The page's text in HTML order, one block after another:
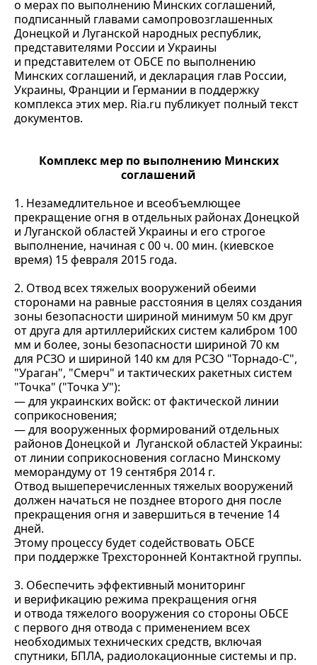
о мерах по выполнению Минских соглашений,
подписанный главами самопровозглашенных
Донецкой и Луганской народных республик,
представителями России и Украины
и представителем от ОБСЕ по выполнению
Минских соглашений, и декларация глав России,
Украины, Франции и Германии в поддержку
комплекса этих мер. Ria.ru публикует полный текст
документов.
Комплекс мер по выполнению Минских
соглашений
1. Незамедлительное и всеобъемлющее
прекращение огня в отдельных районах Донецкой
и Луганской областей Украины и его строгое
выполнение, начиная с 00 ч. 00 мин. (киевское
время) 15 февраля 2015 года.
2. Отвод всех тяжелых вооружений обеими
сторонами на равные расстояния в целях создания
зоны безопасности шириной минимум 50 км друг
от друга для артиллерийских систем калибром 100
мм и более, зоны безопасности шириной 70 км
для РСЗО и шириной 140 км для РСЗО "Торнадо-С",
"Ураган", "Смерч" и тактических ракетных систем
"Точка" ("Точка У"):
— для украинских войск: от фактической линии
соприкосновения;
— для вооруженных формирований отдельных
районов Донецкой и Луганской областей Украины:
от линии соприкосновения согласно Минскому
меморандуму от 19 сентября 2014 г.
Отвод вышеперечисленных тяжелых вооружений
должен начаться не позднее второго дня после
прекращения огня и завершиться в течение 14
дней.
Этому процессу будет содействовать ОБСЕ
при поддержке Трехсторонней Контактной группы.
3. Обеспечить эффективный мониторинг
и верификацию режима прекращения огня
и отвода тяжелого вооружения со стороны ОБСЕ
с первого дня отвода с применением всех
необходимых технических средств, включая
спутники, БПЛА, радиолокационные системы и пр.